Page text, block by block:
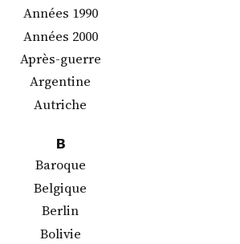
Années 1990
Années 2000
Après-guerre
Argentine
Autriche
B
Baroque
Belgique
Berlin
Bolivie